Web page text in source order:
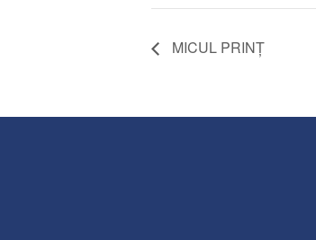
MICUL PRINȚ